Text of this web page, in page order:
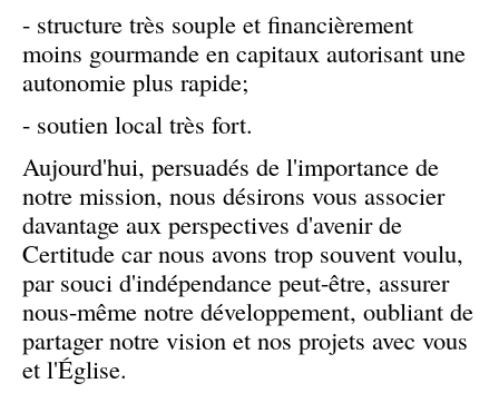
- structure très souple et financièrement
moins gourmande en capitaux autorisant une
autonomie plus rapide;
- soutien local très fort.
Aujourd'hui, persuadés de l'importance de
notre mission, nous désirons vous associer
davantage aux perspectives d'avenir de
Certitude car nous avons trop souvent voulu,
par souci d'indépendance peut-être, assurer
nous-même notre développement, oubliant de
partager notre vision et nos projets avec vous
et l'Église.